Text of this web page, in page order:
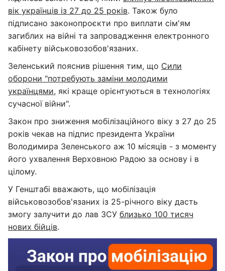
вік українців із 27 до 25 років. Також було
підписано законопроєкти про виплати сім'ям
загиблих на війні та запровадження електронного
кабінету військовозобов'язаних.
Зеленський пояснив рішення тим, що Сили
оборони "потребують заміни молодими
українцями, які краще орієнтуються в технологіях
сучасної війни".
Закон про зниження мобілізаційного віку з 27 до 25
років чекав на підпис президента України
Володимира Зеленського аж 10 місяців - з моменту
його ухвалення Верховною Радою за основу і в
цілому.
У Генштабі вважають, що мобілізація
військовозобов'язаних із 25-річного віку дасть
змогу залучити до лав ЗСУ близько 100 тисяч
нових бійців.